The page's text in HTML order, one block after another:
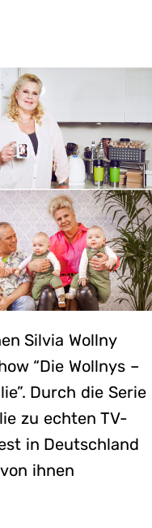
Silvia Wollny
“Die Wollnys –
Durch die Serie
zu echten TV-
in Deutschland
ihnen